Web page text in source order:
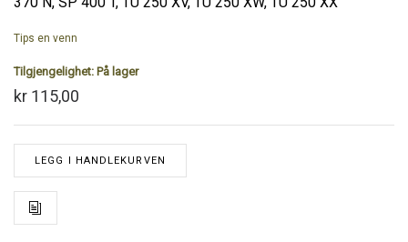
Tips en venn
Tilgjengelighet: På lager
kr 115,00
LEGG I HANDLEKURVEN